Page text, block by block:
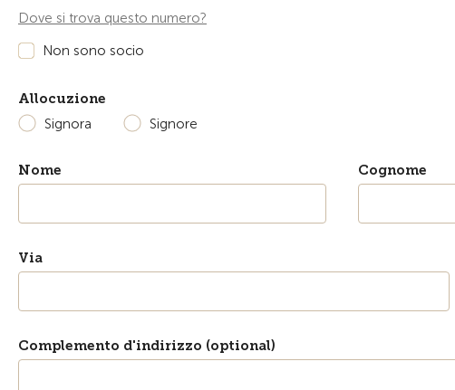
Dove si trova questo numero?
Non sono socio
Allocuzione
Signora
Signore
Nome Cognome
Via
Complemento d'indirizzo (optional)